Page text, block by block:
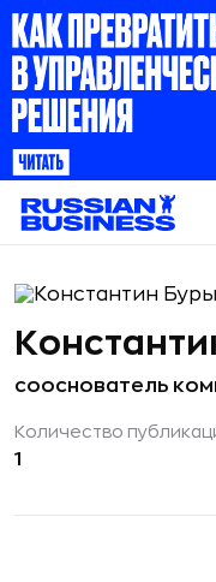
сооснователь
Количество
1